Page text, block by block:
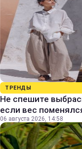
ТРЕНДЫ
Не спешите
если вес
06 августа 2026, 14:58